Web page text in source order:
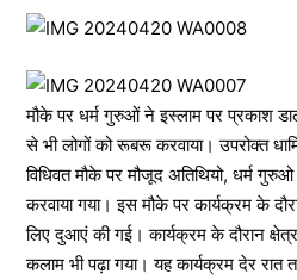
मौके पर धर्म गुरुओं ने इस्लाम पर प्रकाश
से भी लोगों को रूबरू करवाया। उपरोक्त
विधिवत मौके पर मौजूद अतिथियो, धर्म
करवाया गया। इस मौके पर कार्यक्रम के
लिए दुआएं की गई। कार्यक्रम के दौरान
कलाम भी पढ़ा गया। यह कार्यक्रम देर रात